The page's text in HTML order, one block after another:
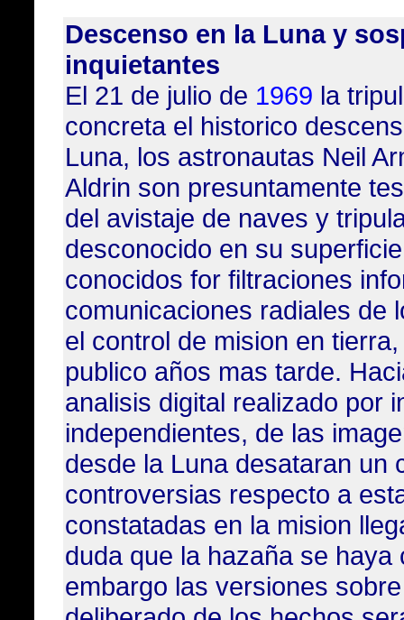
Descenso en la Luna y
inquietantes
El 21 de julio de 1969 la
concreta el historico
Luna, los astronautas Neil
Aldrin son presuntamente
del avistaje de naves y
desconocido en su
conocidos for filtraciones
comunicaciones radiales de
el control de mision en
publico años mas tarde.
analisis digital realizado por
independientes, de las
desde la Luna desataran un
controversias respecto a
constatadas en la mision
duda que la hazaña se haya
embargo las versiones